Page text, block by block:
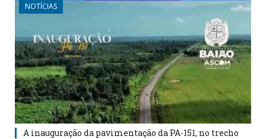
NOTÍCIAS
A inauguração da pavimentação da PA-151, no trecho